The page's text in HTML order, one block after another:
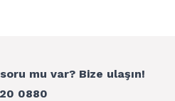
mu var? Bize ulaşın!
0880